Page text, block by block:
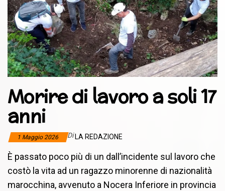
Morire di lavoro a soli 17
anni
1 Maggio 2026 Di LA REDAZIONE
È passato poco più di un dall’incidente sul lavoro che
costò la vita ad un ragazzo minorenne di nazionalità
marocchina, avvenuto a Nocera Inferiore in provincia